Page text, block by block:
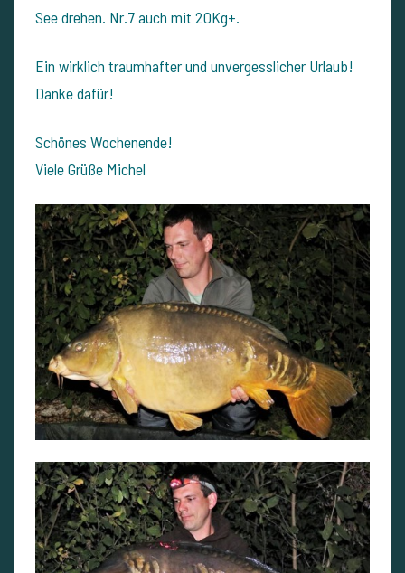
See drehen. Nr.7 auch mit 20Kg+.
Ein wirklich traumhafter und unvergesslicher Urlaub!
Danke dafür!
Schönes Wochenende!
Viele Grüße Michel